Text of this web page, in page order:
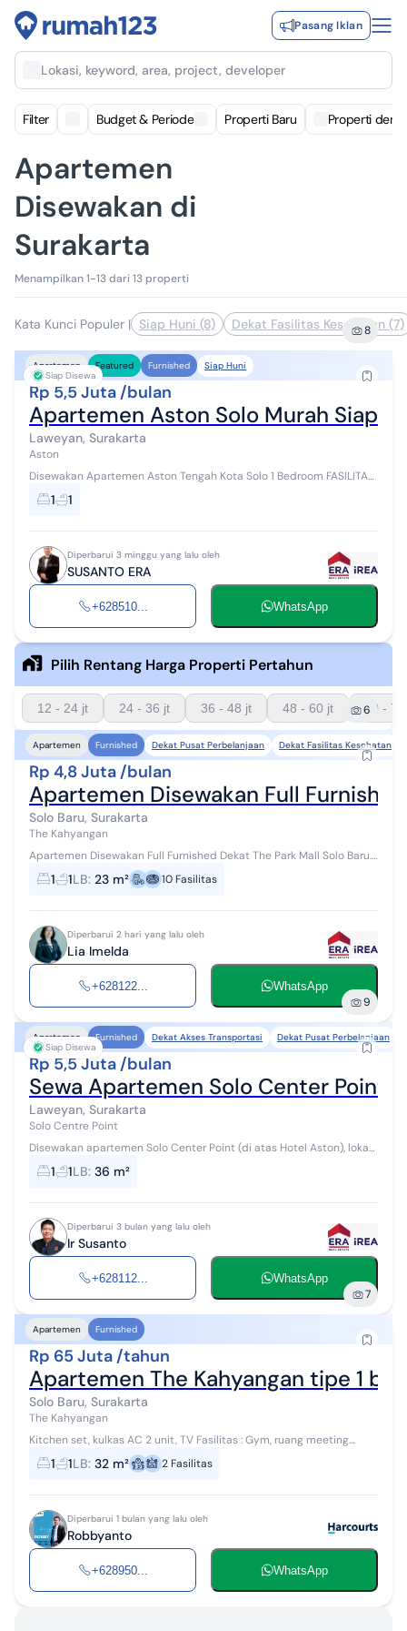
Pasang Iklan
Lokasi, keyword, area, project, developer
Filter Budget & Periode Properti Baru Properti
Apartemen
Disewakan di
Surakarta
Menampilkan 1-13 dari 13 properti
Kata Kunci Populer | Siap Huni (8) Dekat Fasilitas Kesehatan (7)
8
Siap Disewa
Apartemen Featured Furnished Siap Huni
Rp 5,5 Juta /bulan
Apartemen Aston Solo Murah Siap
Laweyan, Surakarta
Aston
Disewakan Apartemen Aston Tengah Kota Solo 1 Bedroom FASILITAS
1 1
Diperbarui 3 minggu yang lalu oleh
SUSANTO ERA
+628510... WhatsApp
Pilih Rentang Harga Properti Pertahun
12 - 24 jt 24 - 36 jt 36 - 48 jt 48 - 60 jt 60 -
6
Apartemen Furnished Dekat Pusat Perbelanjaan Dekat Fasilitas Kesehatan
Rp 4,8 Juta /bulan
Apartemen Disewakan Full
Solo Baru, Surakarta
The Kahyangan
Apartemen Disewakan Full Furnished Dekat The Park Mall Solo Baru.
Spesifikasi : Nett. 23 m², 1 Bedroom, 1 Bathroom, Full Furnished,
Include Servic...
1 1LB: 23 m² 10 Fasilitas
Diperbarui 2 hari yang lalu oleh
Lia Imelda
+628122... WhatsApp
9
Siap Disewa
Apartemen Furnished Dekat Akses Transportasi Dekat Pusat Perbelanjaan
Rp 5,5 Juta /bulan
Sewa Apartemen Solo Center Point
Laweyan, Surakarta
Solo Centre Point
Disewakan apartemen Solo Center Point (di atas Hotel Aston), lokasi
premium di Jalan Slamet Riyadi Solo. Tersedia: - 1 BR (36 m²) - 2 BR
(56 m²...
1 1LB: 36 m²
Diperbarui 3 bulan yang lalu oleh
Ir Susanto
+628112... WhatsApp
7
Apartemen Furnished
Rp 65 Juta /tahun
Apartemen The Kahyangan tipe 1
Solo Baru, Surakarta
The Kahyangan
Kitchen set, kulkas AC 2 unit, TV Fasilitas : Gym, ruang meeting
Keamanan 24 jam, area parkir
1 1LB: 32 m² 2 Fasilitas
Diperbarui 1 bulan yang lalu oleh
Robbyanto
+628950... WhatsApp